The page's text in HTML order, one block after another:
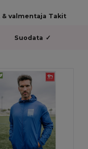
valmentaja Takit
Suodata ✓